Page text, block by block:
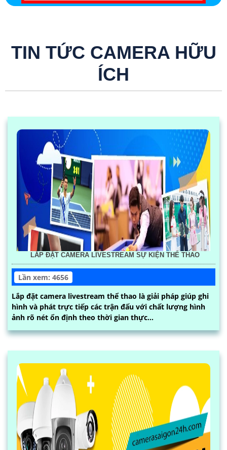
TIN TỨC CAMERA HỮU
ÍCH
LẮP ĐẶT CAMERA LIVESTREAM SỰ KIỆN THỂ THAO
Lần xem: 4656
Lắp đặt camera livestream thể thao là giải pháp giúp ghi
hình và phát trực tiếp các trận đấu với chất lượng hình
ảnh rõ nét ổn định theo thời gian thực...